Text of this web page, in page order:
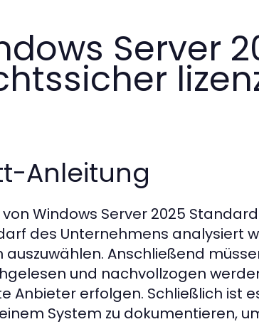
Server
Anleitung
Windows Server 2025
des Unternehmens analysiert
Anschließend
und nachvollzogen
Anbieter erfolgen. Schließlich ist
System zu dokumentieren,